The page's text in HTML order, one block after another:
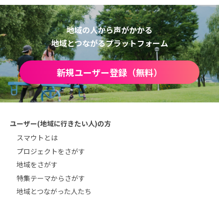
地域の人から声がかかる
地域とつながるプラットフォーム
新規ユーザー登録（無料）
ユーザー(地域に行きたい人)の方
スマウトとは
プロジェクトをさがす
地域をさがす
特集テーマからさがす
地域とつながった人たち